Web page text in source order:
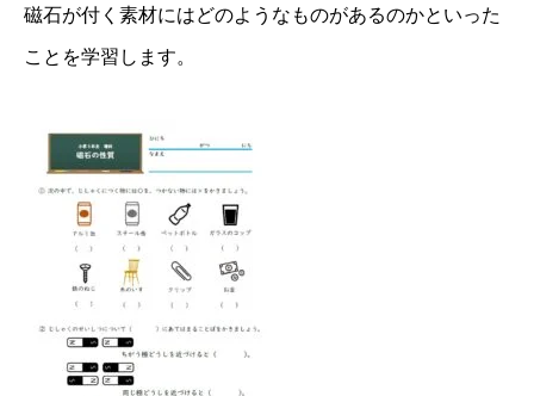
磁石が付く素材にはどのようなものがあるのかといった
ことを学習します。